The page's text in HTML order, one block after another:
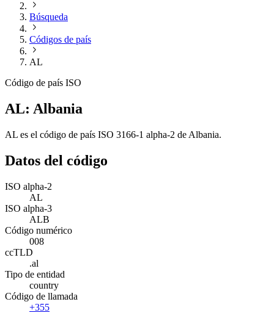
Búsqueda
Códigos de país
AL
Código de país ISO
AL: Albania
AL es el código de país ISO 3166-1 alpha-2 de Albania.
Datos del código
ISO alpha-2
AL
ISO alpha-3
ALB
Código numérico
008
ccTLD
.al
Tipo de entidad
country
Código de llamada
+355